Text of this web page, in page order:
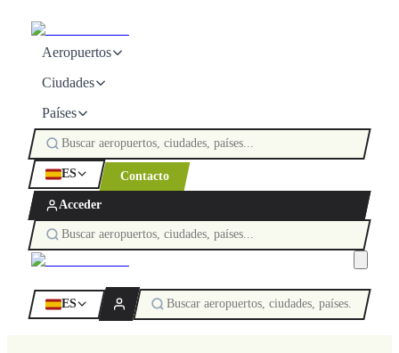
Aeropuertos
Ciudades
Países
ES Contacto
Acceder
ES